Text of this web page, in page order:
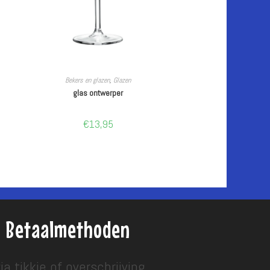
LEES VERDER
Bekers en glazen, Glazen
glas ontwerper
€13,95
Betaalmethoden